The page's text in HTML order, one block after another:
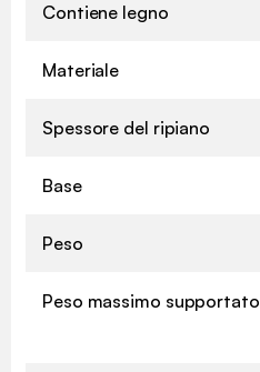
Contiene legno
Materiale
Spessore del ripiano
Base
Peso
Peso massimo supportato